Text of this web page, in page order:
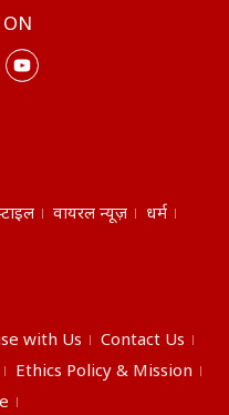
ON
वायरल न्यूज़
धर्म
with Us
Contact Us
Ethics Policy & Mission